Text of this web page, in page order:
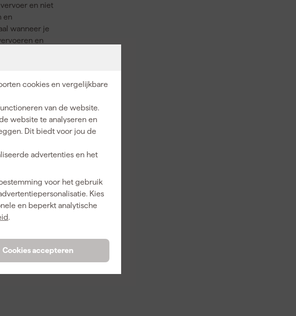
cookies en vergelijkbare
van de website.
website te analyseren en
Dit biedt voor jou de
advertenties en het
voor het gebruik
Kies
en beperkt analytische
.
Cookies accepteren
en niet
en
wanneer je
en
327533
0